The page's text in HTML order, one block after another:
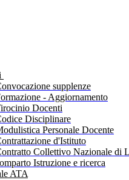
supplenze
- Aggiornamento
Docenti
Disciplinare
Personale Docente
d'Istituto
Collettivo Nazionale di
Istruzione e ricerca
ATA